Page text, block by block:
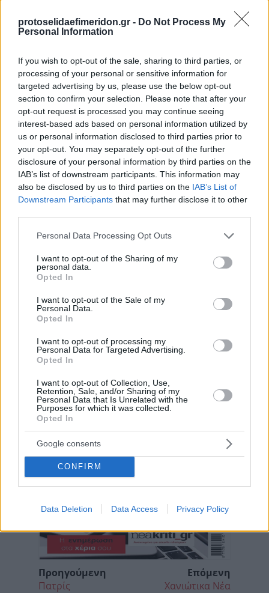
protoselidaefimeridon.gr - Do Not Process My
Personal Information
If you wish to opt-out of the sale, sharing to third parties, or
processing of your personal or sensitive information for
targeted advertising by us, please use the below opt-out
section to confirm your selection. Please note that after your
opt-out request is processed you may continue seeing
interest-based ads based on personal information utilized by
us or personal information disclosed to third parties prior to
your opt-out. You may separately opt-out of the further
disclosure of your personal information by third parties on the
IAB’s list of downstream participants. This information may
also be disclosed by us to third parties on the IAB’s List of
Downstream Participants that may further disclose it to other
Please note that this website/app uses one or more Google
not limited to your visit or usage behaviour. You may click to
grant or deny consent to Google and its third-party tags to
use your data for below specified purposes in below Google
consent section.
Personal Data Processing Opt Outs
I want to opt-out of the Sharing of my
personal data.
Opted In
I want to opt-out of the Sale of my
Personal Data.
Opted In
I want to opt-out of processing my
Personal Data for Targeted Advertising.
Opted In
I want to opt-out of Collection, Use,
Retention, Sale, and/or Sharing of my
Personal Data that Is Unrelated with the
Purposes for which it was collected.
Opted In
Google consents
CONFIRM
Data Deletion Data Access Privacy Policy
Κοινοποιήστε
Προηγούμενη
Πατρίς
Επόμενη
Χανιώτικα Νέα